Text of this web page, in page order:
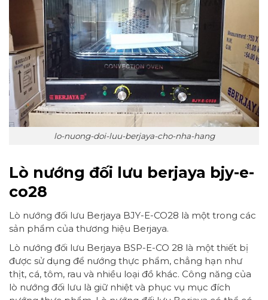
lo-nuong-doi-luu-berjaya-cho-nha-hang
Lò nướng đối lưu berjaya bjy-e-
co28
Lò nướng đối lưu Berjaya BJY-E-CO28 là một trong các
sản phẩm của thương hiệu Berjaya.
Lò nướng đối lưu Berjaya BSP-E-CO 28 là một thiết bị
được sử dụng để nướng thực phẩm, chẳng hạn như
thịt, cá, tôm, rau và nhiều loại đồ khác. Công năng của
lò nướng đối lưu là giữ nhiệt và phục vụ mục đích